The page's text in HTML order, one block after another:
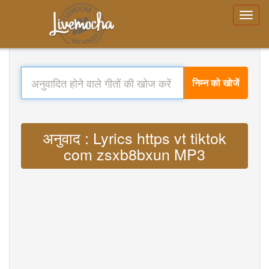
निम्न को खोजें
अनुवाद : Lyrics https vt tiktok
com zsxb8bxun MP3